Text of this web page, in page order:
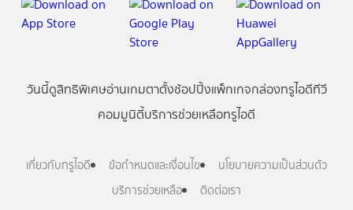
วันนี้ดูสิทธิพิเศษอ่านเกมตาตั้งช้อปปิ้งแพ็กเกจกล่องทรูไอดีทีวี
คอมมูนิตี้บริการช่วยเหลือทรูไอดี
เกี่ยวกับทรูไอดี ข้อกำหนดและเงื่อนไข
นโยบายความเป็นส่วนตัว
บริการช่วยเหลือ
ติดต่อเรา